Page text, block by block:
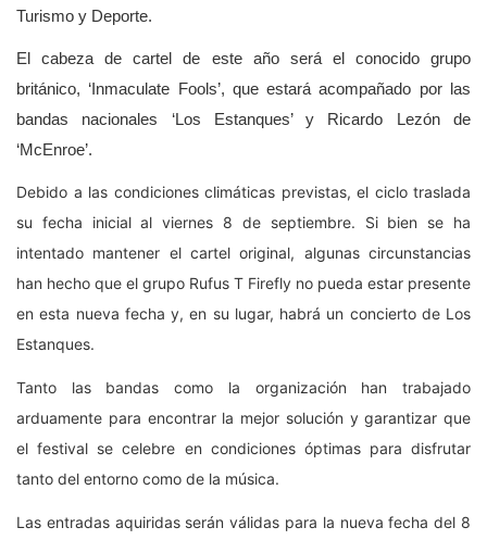
Turismo y Deporte.
El cabeza de cartel de este año será el conocido grupo
británico, ‘Inmaculate Fools’, que estará acompañado por las
bandas nacionales ‘Los Estanques’ y Ricardo Lezón de
‘McEnroe’.
Debido a las condiciones climáticas previstas, el ciclo traslada
su fecha inicial al viernes 8 de septiembre. Si bien se ha
intentado mantener el cartel original, algunas circunstancias
han hecho que el grupo Rufus T Firefly no pueda estar presente
en esta nueva fecha y, en su lugar, habrá un concierto de Los
Estanques.
Tanto las bandas como la organización han trabajado
arduamente para encontrar la mejor solución y garantizar que
el festival se celebre en condiciones óptimas para disfrutar
tanto del entorno como de la música.
Las entradas aquiridas serán válidas para la nueva fecha del 8